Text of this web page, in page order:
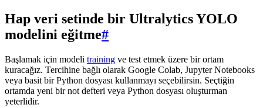
Hap veri setinde bir Ultralytics YOLO
modelini eğitme#
Başlamak için modeli training ve test etmek üzere bir ortam
kuracağız. Tercihine bağlı olarak Google Colab, Jupyter Notebooks
veya basit bir Python dosyası kullanmayı seçebilirsin. Seçtiğin
ortamda yeni bir not defteri veya Python dosyası oluşturman
yeterlidir.